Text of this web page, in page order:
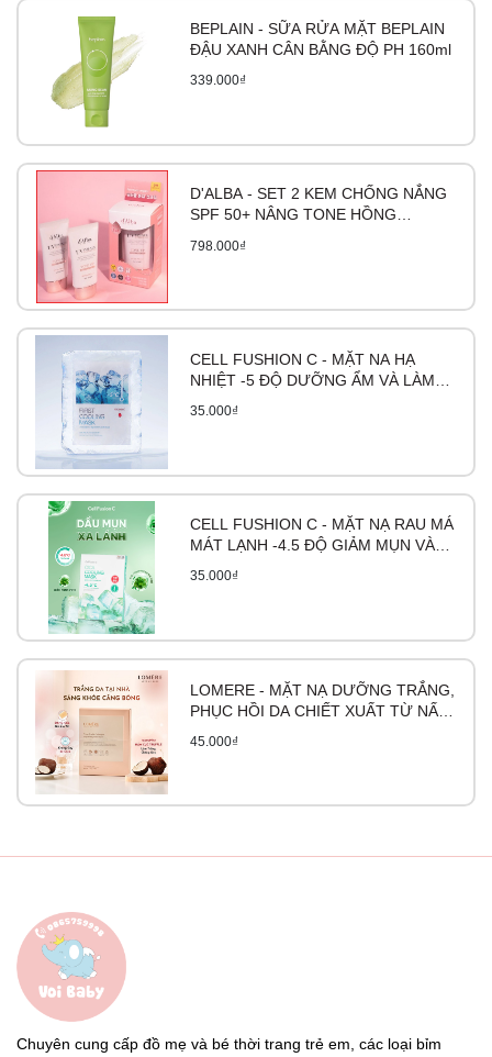
BEPLAIN - SỮA RỬA MẶT BEPLAIN
ĐẬU XANH CÂN BẰNG ĐỘ PH 160ml
339.000₫
D'ALBA - SET 2 KEM CHỐNG NẮNG
SPF 50+ NÂNG TONE HỒNG
50ML
798.000₫
CELL FUSHION C - MẶT NA HẠ
NHIỆT -5 ĐỘ DƯỠNG ẨM VÀ LÀM
35.000₫
CELL FUSHION C - MẶT NẠ RAU MÁ
MÁT LẠNH -4.5 ĐỘ GIẢM MỤN VÀ
LÀM DỊU DA CICA COOLING MASK
35.000₫
LOMERE - MẶT NẠ DƯỠNG TRẮNG,
PHỤC HỒI DA CHIẾT XUẤT TỪ NẤM
45.000₫
Chuyên cung cấp đồ mẹ và bé thời trang trẻ em, các loại bỉm